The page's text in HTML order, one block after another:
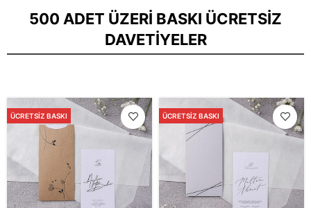
500 ADET ÜZERI BASKI ÜCRETSIZ
DAVETIYELER
ÜCRETSIZ BASKI ÜCRETSIZ BASKI